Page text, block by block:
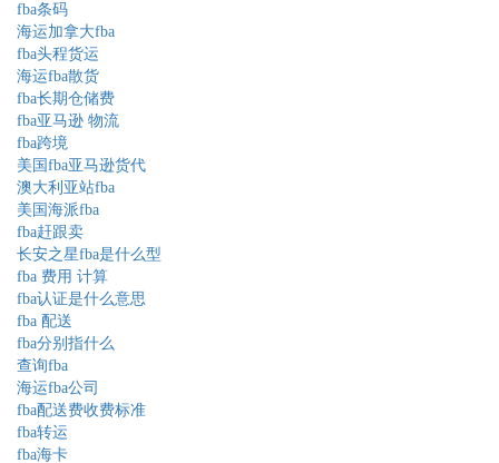
fba条码
海运加拿大fba
fba头程货运
海运fba散货
fba长期仓储费
fba亚马逊 物流
fba跨境
美国fba亚马逊货代
澳大利亚站fba
美国海派fba
fba赶跟卖
长安之星fba是什么型
fba 费用 计算
fba认证是什么意思
fba 配送
fba分别指什么
查询fba
海运fba公司
fba配送费收费标准
fba转运
fba海卡